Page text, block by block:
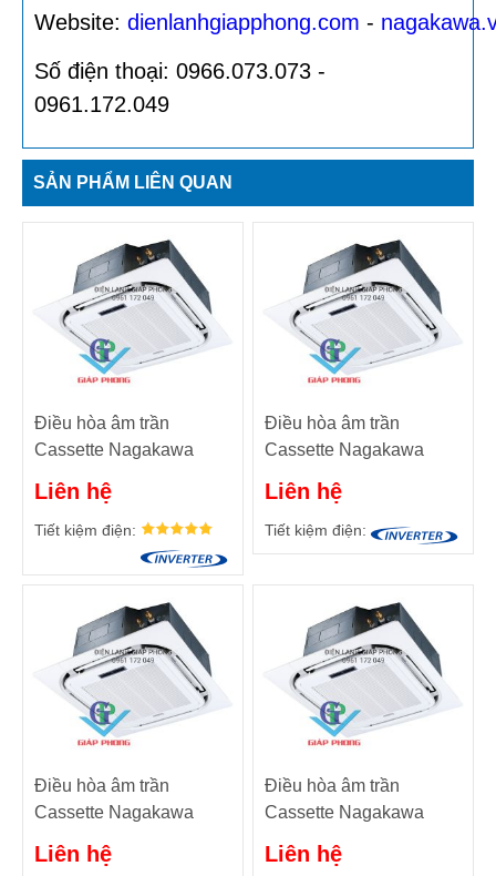
Website: dienlanhgiapphong.com -
Số điện thoại: 0966.073.073 -
0961.172.049
SẢN PHẨM LIÊN QUAN
Điều hòa âm trần
Cassette Nagakawa
hòa trung tâm VRF
Liên hệ
Tiết kiệm điện:
Điều hòa âm trần
Cassette Nagakawa
hòa trung tâm VRF
Liên hệ
Tiết kiệm điện:
Điều hòa âm trần
Cassette Nagakawa
hòa trung tâm VRF
Liên hệ
Điều hòa âm trần
Cassette Nagakawa
hòa trung tâm VRF
Liên hệ